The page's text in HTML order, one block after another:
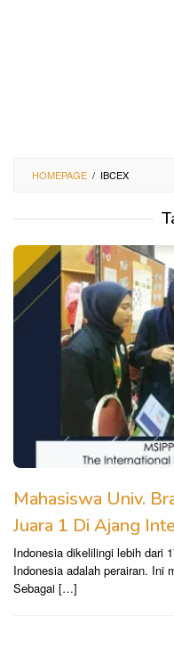
HOMEPAGE / IBCEX
Mahasiswa Univ.
Juara 1 Di Ajang
Indonesia dikelilingi lebih dari
Indonesia adalah perairan. Ini
Sebagai […]